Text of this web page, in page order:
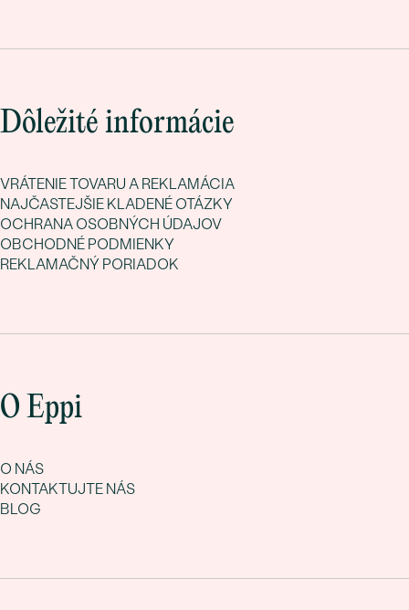
Dôležité informácie
VRÁTENIE TOVARU A REKLAMÁCIA
NAJČASTEJŠIE KLADENÉ OTÁZKY
OCHRANA OSOBNÝCH ÚDAJOV
OBCHODNÉ PODMIENKY
REKLAMAČNÝ PORIADOK
O Eppi
O NÁS
KONTAKTUJTE NÁS
BLOG